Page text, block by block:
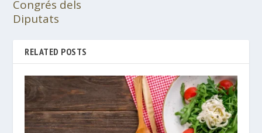
Congrés dels
Diputats
RELATED POSTS